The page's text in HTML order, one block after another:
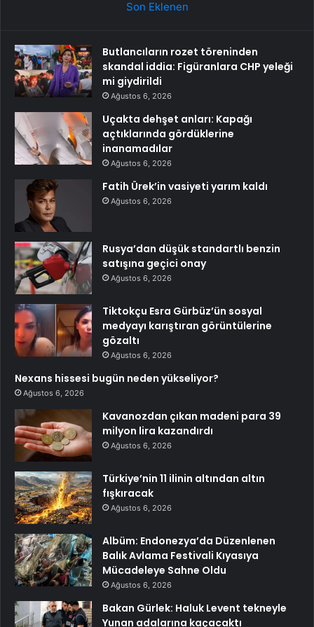
Son Eklenen
Butlancıların rozet töreninden
skandal iddia: Figüranlara CHP yeleği
mi giydirildi
Ağustos 6, 2026
Uçakta dehşet anları: Kapağı
açtıklarında gördüklerine
inanamadılar
Ağustos 6, 2026
Fatih Ürek’in vasiyeti yarım kaldı
Ağustos 6, 2026
Rusya’dan düşük standartlı benzin
satışına geçici onay
Ağustos 6, 2026
Tiktokçu Esra Gürbüz’ün sosyal
medyayı karıştıran görüntülerine
gözaltı
Ağustos 6, 2026
Nexans hissesi bugün neden yükseliyor?
Ağustos 6, 2026
Kavanozdan çıkan madeni para 39
milyon lira kazandırdı
Ağustos 6, 2026
Türkiye’nin 11 ilinin altından altın
fışkıracak
Ağustos 6, 2026
Albüm: Endonezya’da Düzenlenen
Balık Avlama Festivali Kıyasıya
Mücadeleye Sahne Oldu
Ağustos 6, 2026
Bakan Gürlek: Haluk Levent tekneyle
Yunan adalarına kaçacaktı